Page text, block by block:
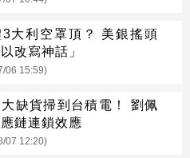
大利空罩頂？ 美銀搖頭
以改寫神話」
06 15:59)
缺貨掃到台積電！ 劉佩
鏈連鎖效應
07 12:20)